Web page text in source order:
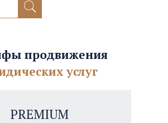
продвижения
услуг
PREMIUM